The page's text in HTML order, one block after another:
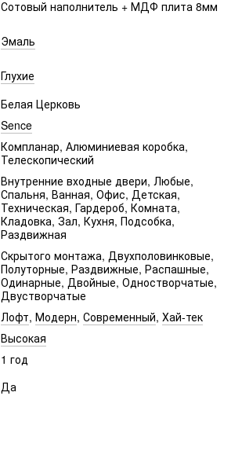
Сотовый наполнитель + МДФ плита 8мм
Эмаль
Глухие
Белая Церковь
Sence
Компланар, Алюминиевая коробка,
Телескопический
Внутренние входные двери, Любые,
Спальня, Ванная, Офис, Детская,
Техническая, Гардероб, Комната,
Кладовка, Зал, Кухня, Подсобка,
Раздвижная
Скрытого монтажа, Двухполовинковые,
Полуторные, Раздвижные, Распашные,
Одинарные, Двойные, Одностворчатые,
Двустворчатые
Лофт, Модерн, Современный, Хай-тек
Высокая
1 год
Да